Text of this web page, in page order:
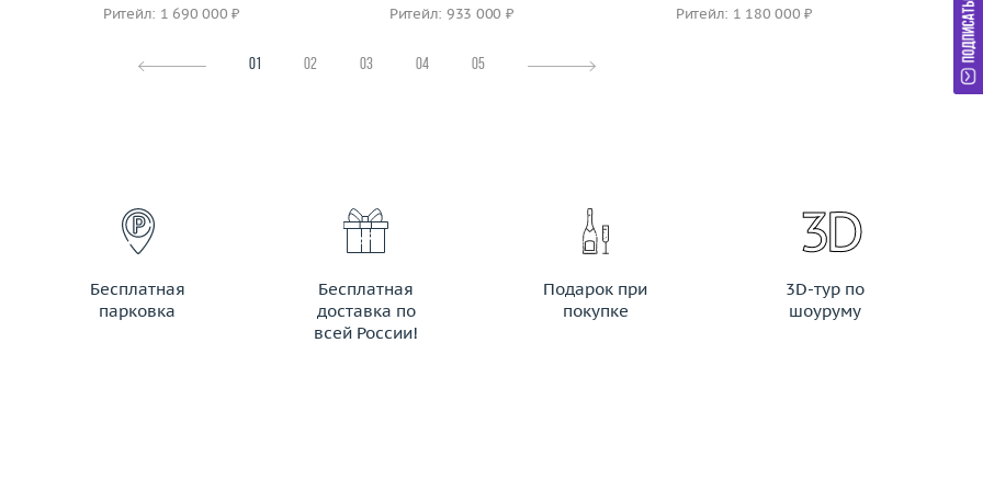
Ритейл: 1 690 000 ₽ Ритейл: 933 000 ₽ Ритейл: 1 180 000 ₽
01 02 03 04 05
Бесплатная
парковка
Бесплатная
доставка по
всей России!
Подарок при
покупке
3D-тур по
шоуруму